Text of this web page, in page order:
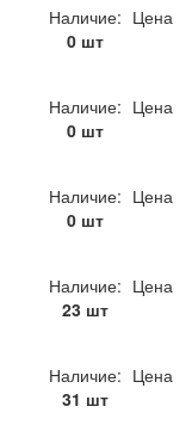
Наличие:
0 шт
Цена
Наличие:
0 шт
Цена
Наличие:
0 шт
Цена
Наличие:
23 шт
Цена
Наличие:
31 шт
Цена